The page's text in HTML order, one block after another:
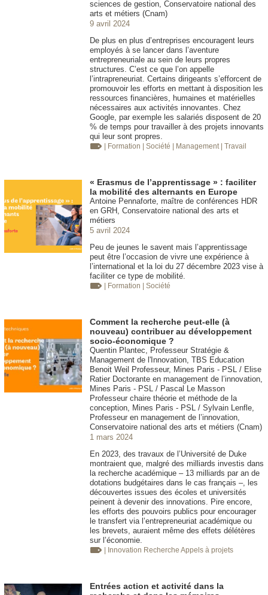
sciences de gestion, Conservatoire national des
arts et métiers (Cnam)
9 avril 2024
De plus en plus d’entreprises encouragent leurs
employés à se lancer dans l’aventure
entrepreneuriale au sein de leurs propres
structures. C’est ce que l’on appelle
l’intrapreneuriat. Certains dirigeants s’efforcent de
promouvoir les efforts en mettant à disposition les
ressources financières, humaines et matérielles
nécessaires aux activités innovantes. Chez
Google, par exemple les salariés disposent de 20
% de temps pour travailler à des projets innovants
qui leur sont propres.
| Formation | Société | Management | Travail
« Erasmus de l’apprentissage » : faciliter
la mobilité des alternants en Europe
Antoine Pennaforte, maître de conférences HDR
en GRH, Conservatoire national des arts et
métiers
5 avril 2024
Peu de jeunes le savent mais l’apprentissage
peut être l’occasion de vivre une expérience à
l’international et la loi du 27 décembre 2023 vise à
faciliter ce type de mobilité.
| Formation | Société
Comment la recherche peut-elle (à
nouveau) contribuer au développement
socio-économique ?
Quentin Plantec, Professeur Stratégie &
Management de l'Innovation, TBS Education
Benoit Weil Professeur, Mines Paris - PSL / Elise
Ratier Doctorante en management de l’innovation,
Mines Paris - PSL / Pascal Le Masson
Professeur chaire théorie et méthode de la
conception, Mines Paris - PSL / Sylvain Lenfle,
Professeur en management de l’innovation,
Conservatoire national des arts et métiers (Cnam)
1 mars 2024
En 2023, des travaux de l’Université de Duke
montraient que, malgré des milliards investis dans
la recherche académique – 13 milliards par an de
dotations budgétaires dans le cas français –, les
découvertes issues des écoles et universités
peinent à devenir des innovations. Pire encore,
les efforts des pouvoirs publics pour encourager
le transfert via l’entrepreneuriat académique ou
les brevets, auraient même des effets délétères
sur l’économie.
| Innovation Recherche Appels à projets
Entrées action et activité dans la